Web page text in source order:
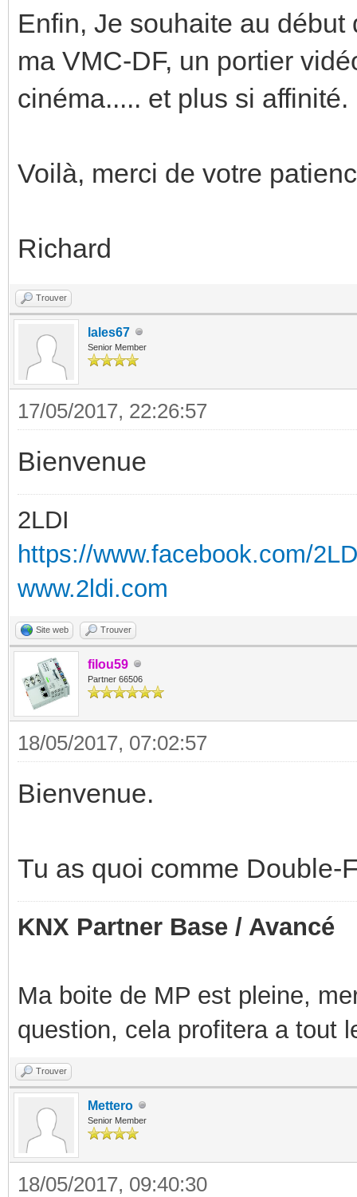
Enfin, Je souhaite au
ma VMC-DF, un portier
cinéma..... et plus si affinité.
Voilà, merci de votre
Richard
Trouver
lales67
Senior Member
17/05/2017, 22:26:57
Bienvenue
2LDI
https://www.facebook.com/
www.2ldi.com
Site web Trouver
filou59
Partner 66506
18/05/2017, 07:02:57
Bienvenue.
Tu as quoi comme Double-
KNX Partner Base / Avancé
Ma boite de MP est pleine,
question, cela profitera a tout
Trouver
Mettero
Senior Member
18/05/2017, 09:40:30